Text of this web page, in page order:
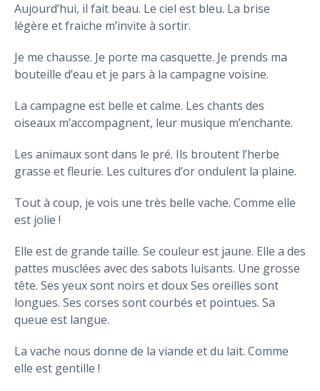
Aujourd’hui, il fait beau. Le ciel est bleu. La brise
légère et fraiche m’invite à sortir.
Je me chausse. Je porte ma casquette. Je prends ma
bouteille d’eau et je pars à la campagne voisine.
La campagne est belle et calme. Les chants des
oiseaux m’accompagnent, leur musique m’enchante.
Les animaux sont dans le pré. Ils broutent l’herbe
grasse et fleurie. Les cultures d’or ondulent la plaine.
Tout à coup, je vois une très belle vache. Comme elle
est jolie !
Elle est de grande taille. Se couleur est jaune. Elle a des
pattes musclées avec des sabots luisants. Une grosse
tête. Ses yeux sont noirs et doux Ses oreilles sont
longues. Ses corses sont courbés et pointues. Sa
queue est langue.
La vache nous donne de la viande et du lait. Comme
elle est gentille !